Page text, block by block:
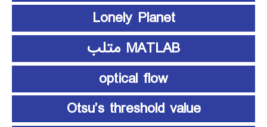
Lonely Planet
MATLAB متلب
optical flow
Otsu’s threshold value